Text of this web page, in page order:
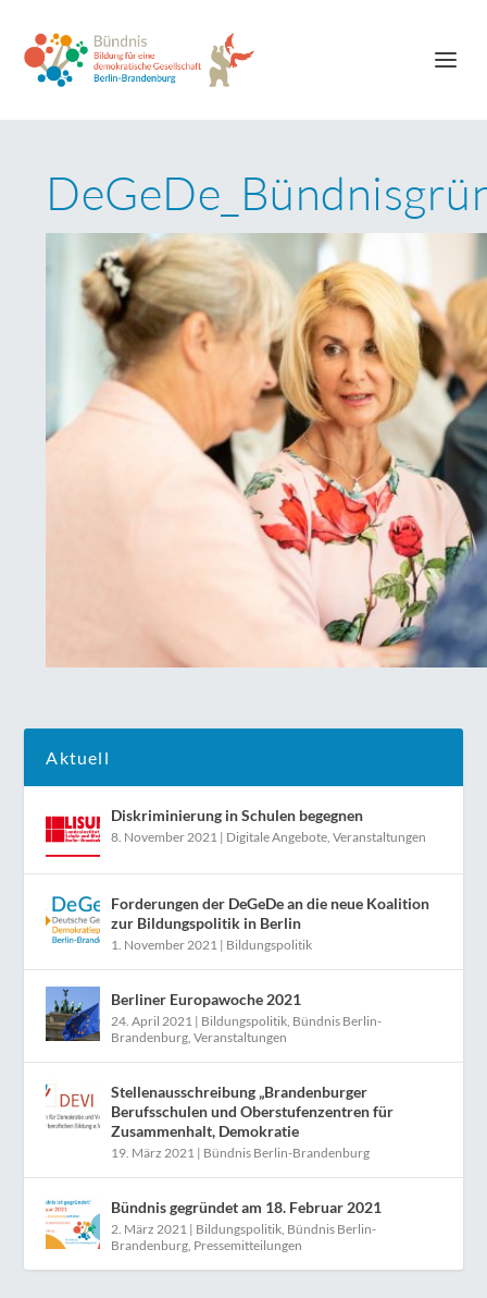
Aktuell
Diskriminierung in Schulen begegnen
8. November 2021 | Digitale Angebote,Veranstaltungen
Forderungen der DeGeDe an die neue Koalition
zur Bildungspolitik in Berlin
1. November 2021 | Bildungspolitik
Berliner Europawoche 2021
24. April 2021 | Bildungspolitik, Bündnis Berlin-
Brandenburg,Veranstaltungen
Stellenausschreibung „Brandenburger
Berufsschulen und Oberstufenzentren für
Zusammenhalt, Demokratie
19. März 2021 | Bündnis Berlin-Brandenburg
Bündnis gegründet am 18. Februar 2021
2. März 2021 | Bildungspolitik, Bündnis Berlin-
Brandenburg, Pressemitteilungen